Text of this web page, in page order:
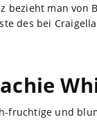
bezieht man von
des bei
fruchtige und